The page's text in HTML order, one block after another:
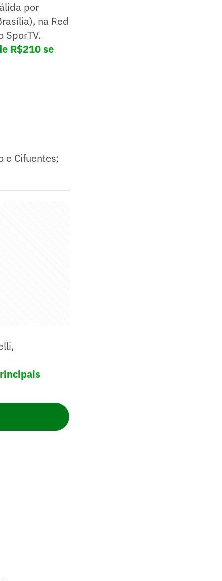
por
na Red
SporTV.
R$210 se
e Cifuentes;